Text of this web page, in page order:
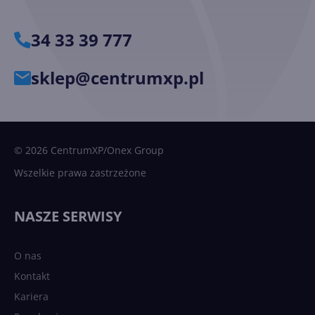
34 33 39 777
sklep@centrumxp.pl
© 2026 CentrumXP/Onex Group
Wszelkie prawa zastrzeżone
NASZE SERWISY
O nas
Kontakt
Kariera